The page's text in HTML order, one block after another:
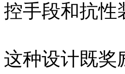
控手段和抗性
这种设计既奖